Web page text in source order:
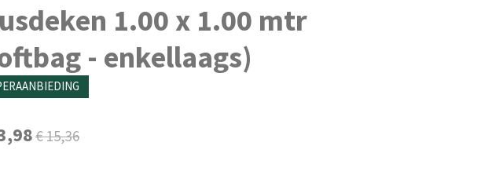
1.00 x 1.00 mtr
- enkellaags)
€ 15,36